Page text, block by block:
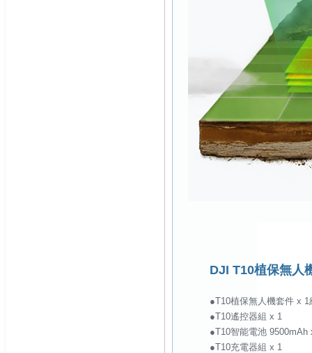
DJI T10植保無人
●T10植保無人機套件 x 1
●T10遙控器組 x 1
●T10智能電池 9500mAh
●T10充電器組 x 1